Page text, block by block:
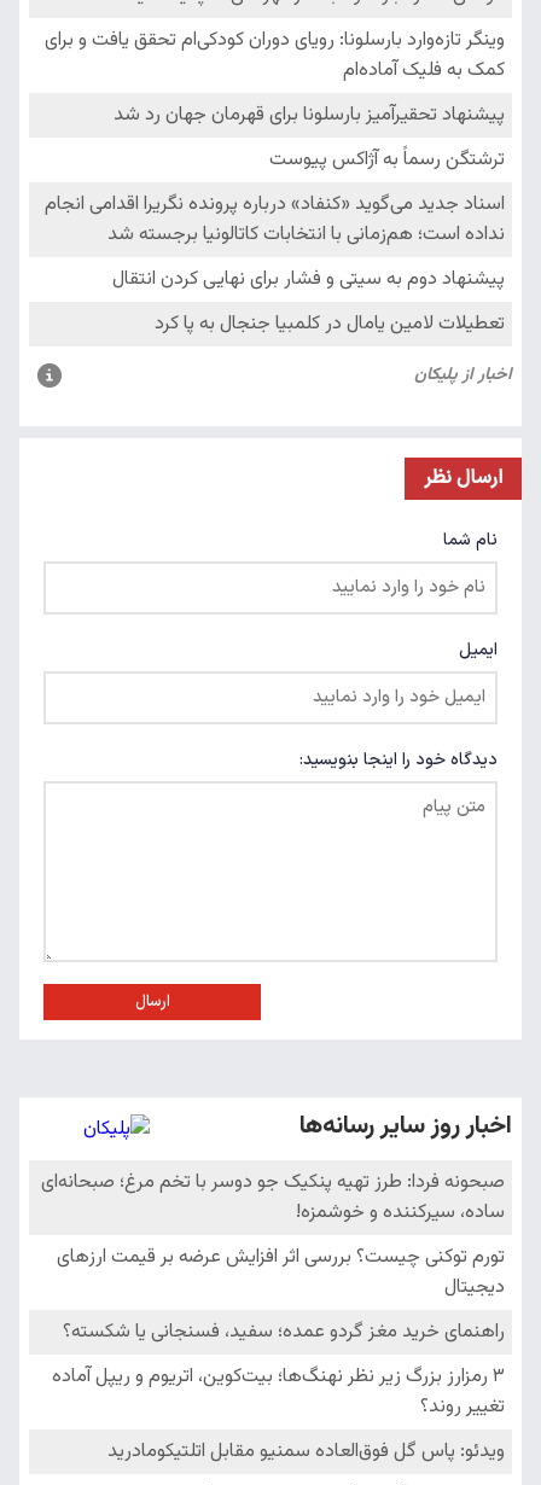
ارسال نظر
نام شما
ایمیل
دیدگاه خود را اینجا بنویسید:
ارسال